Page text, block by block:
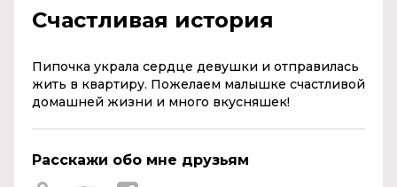
Счастливая история
Пипочка украла сердце девушки и отправилась
жить в квартиру. Пожелаем малышке счастливой
домашней жизни и много вкусняшек!
Расскажи обо мне друзьям